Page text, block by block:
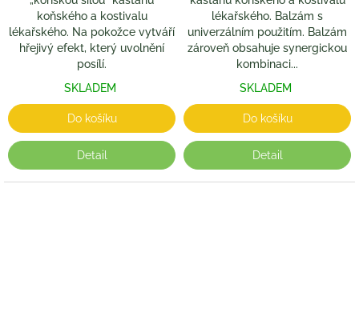
koňského a kostivalu
lékařského. Na pokožce vytváří
hřejivý efekt, který uvolnění
posílí.
SKLADEM
Do košíku
Detail
lékařského. Balzám s
univerzálním použitím. Balzám
zároveň obsahuje synergickou
kombinaci...
SKLADEM
Do košíku
Detail